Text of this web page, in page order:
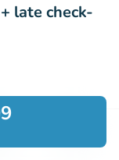
late check-
€115